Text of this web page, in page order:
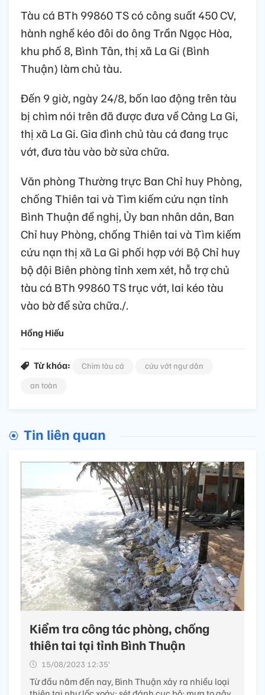
Tàu cá BTh 99860 TS có công suất 450 CV,
hành nghề kéo đôi do ông Trần Ngọc Hòa,
khu phố 8, Bình Tân, thị xã La Gi (Bình
Thuận) làm chủ tàu.
Đến 9 giờ, ngày 24/8, bốn lao động trên tàu
bị chìm nói trên đã được đưa về Cảng La Gi,
thị xã La Gi. Gia đình chủ tàu cá đang trục
vớt, đưa tàu vào bờ sửa chữa.
Văn phòng Thường trực Ban Chỉ huy Phòng,
chống Thiên tai và Tìm kiếm cứu nạn tỉnh
Bình Thuận đề nghị, Ủy ban nhân dân, Ban
Chỉ huy Phòng, chống Thiên tai và Tìm kiếm
cứu nạn thị xã La Gi phối hợp với Bộ Chỉ huy
bộ đội Biên phòng tỉnh xem xét, hỗ trợ chủ
tàu cá BTh 99860 TS trục vớt, lai kéo tàu
vào bờ để sửa chữa./.
Hồng Hiếu
Từ khóa: Chìm tàu cá
cứu vớt ngư dân
an toàn
Tin liên quan
Kiểm tra công tác phòng, chống
thiên tai tại tỉnh Bình Thuận
15/08/2023 12:35’
Từ đầu năm đến nay, Bình Thuận xảy ra nhiều loại